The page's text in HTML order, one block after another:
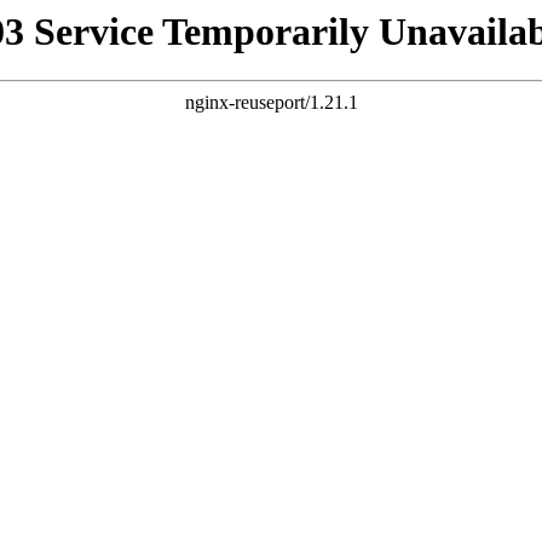
Service Temporarily
nginx-reuseport/1.21.1